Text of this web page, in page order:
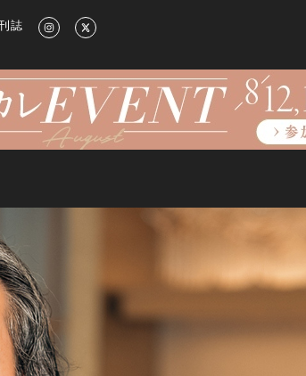
ライフスタイル情報
誌